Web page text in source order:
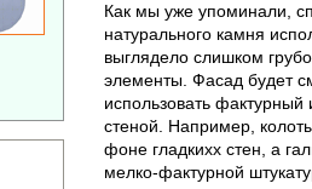
Как мы уже упоминали,
натурального камня
выглядело слишком
элементы. Фасад будет
использовать фактурный
стеной. Например,
фоне гладкихх стен, а
мелко-фактурной